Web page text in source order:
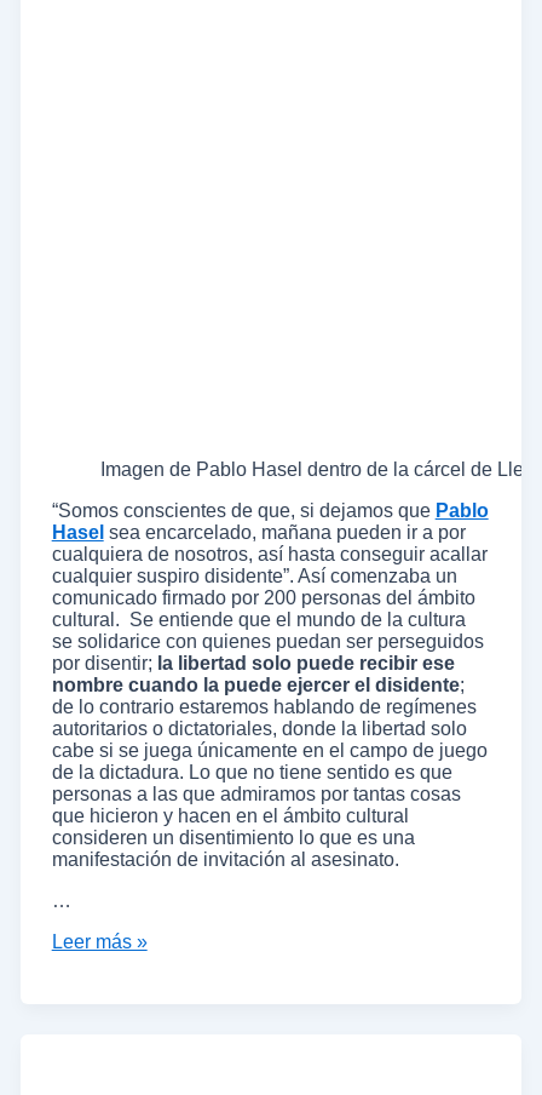
Imagen de Pablo Hasel dentro de la cárcel de
“Somos conscientes de que, si dejamos que Pablo
Hasel sea encarcelado, mañana pueden ir a por
cualquiera de nosotros, así hasta conseguir acallar
cualquier suspiro disidente”. Así comenzaba un
comunicado firmado por 200 personas del ámbito
cultural. Se entiende que el mundo de la cultura
se solidarice con quienes puedan ser perseguidos
por disentir; la libertad solo puede recibir ese
nombre cuando la puede ejercer el disidente;
de lo contrario estaremos hablando de regímenes
autoritarios o dictatoriales, donde la libertad solo
cabe si se juega únicamente en el campo de juego
de la dictadura. Lo que no tiene sentido es que
personas a las que admiramos por tantas cosas
que hicieron y hacen en el ámbito cultural
consideren un disentimiento lo que es una
manifestación de invitación al asesinato.
…
Leer más »